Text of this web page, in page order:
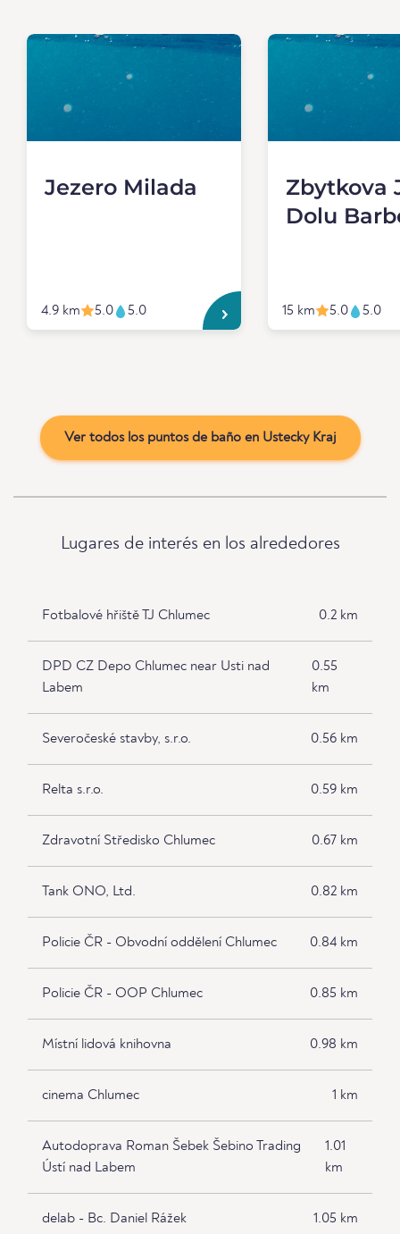
Jezero Milada
4.9 km 5.0 5.0
Zbytkova
Dolu
15 km 5.0 5.0
Ver todos los puntos de baño en Ustecky Kraj
Lugares de interés en los alrededores
Fotbalové hřiště TJ Chlumec 0.2 km
DPD CZ Depo Chlumec near Usti nad
Labem
0.55
km
Severočeské stavby, s.r.o. 0.56 km
Relta s.r.o. 0.59 km
Zdravotní Středisko Chlumec 0.67 km
Tank ONO, Ltd. 0.82 km
Policie ČR - Obvodní oddělení Chlumec 0.84 km
Policie ČR - OOP Chlumec 0.85 km
Místní lidová knihovna 0.98 km
cinema Chlumec 1 km
Autodoprava Roman Šebek Šebino Trading
Ústí nad Labem
1.01
km
delab - Bc. Daniel Rážek 1.05 km